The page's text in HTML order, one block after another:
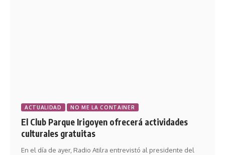
ACTUALIDAD NO ME LA CONTAINER
El Club Parque Irigoyen ofrecerá actividades
culturales gratuitas
En el día de ayer, Radio Atilra entrevistó al presidente del